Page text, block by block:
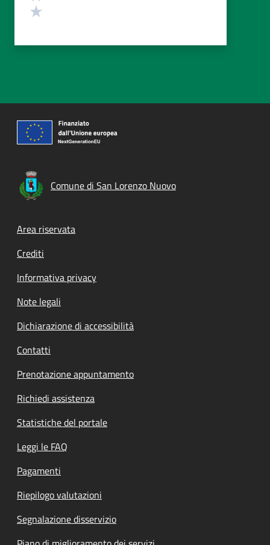
Comune di San Lorenzo Nuovo
Footer menu
Area riservata
Crediti
Informativa privacy
Note legali
Dichiarazione di accessibilità
Contatti
Prenotazione appuntamento
Richiedi assistenza
Statistiche del portale
Leggi le FAQ
Pagamenti
Riepilogo valutazioni
Segnalazione disservizio